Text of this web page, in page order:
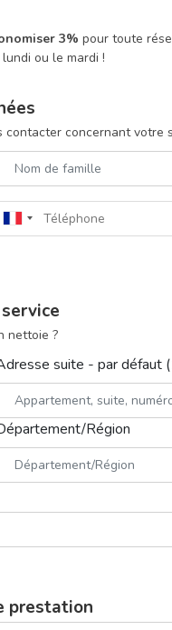
3% pour toute
ou le mardi !
concernant votre
nettoie ?
suite - par défaut
Région
prestation